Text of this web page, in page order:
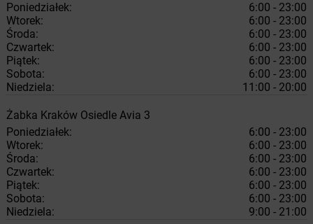
Poniedziałek:
6:00 - 23:00
Wtorek:
6:00 - 23:00
Środa:
6:00 - 23:00
Czwartek:
6:00 - 23:00
Piątek:
6:00 - 23:00
Sobota:
6:00 - 23:00
Niedziela:
11:00 - 20:00
Żabka Kraków Osiedle Avia 3
Poniedziałek:
6:00 - 23:00
Wtorek:
6:00 - 23:00
Środa:
6:00 - 23:00
Czwartek:
6:00 - 23:00
Piątek:
6:00 - 23:00
Sobota:
6:00 - 23:00
Niedziela:
9:00 - 21:00